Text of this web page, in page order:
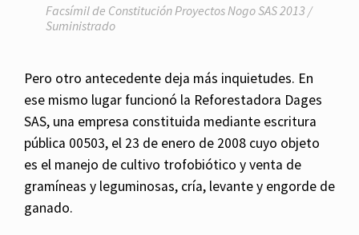
Facsímil de Constitución Proyectos Nogo SAS 2013 /
Suministrado
Pero otro antecedente deja más inquietudes. En
ese mismo lugar funcionó la Reforestadora Dages
SAS, una empresa constituida mediante escritura
pública 00503, el 23 de enero de 2008 cuyo objeto
es el manejo de cultivo trofobiótico y venta de
gramíneas y leguminosas, cría, levante y engorde de
ganado.